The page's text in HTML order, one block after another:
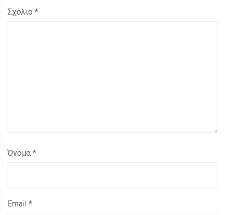
Σχόλιο *
Όνομα *
Email *